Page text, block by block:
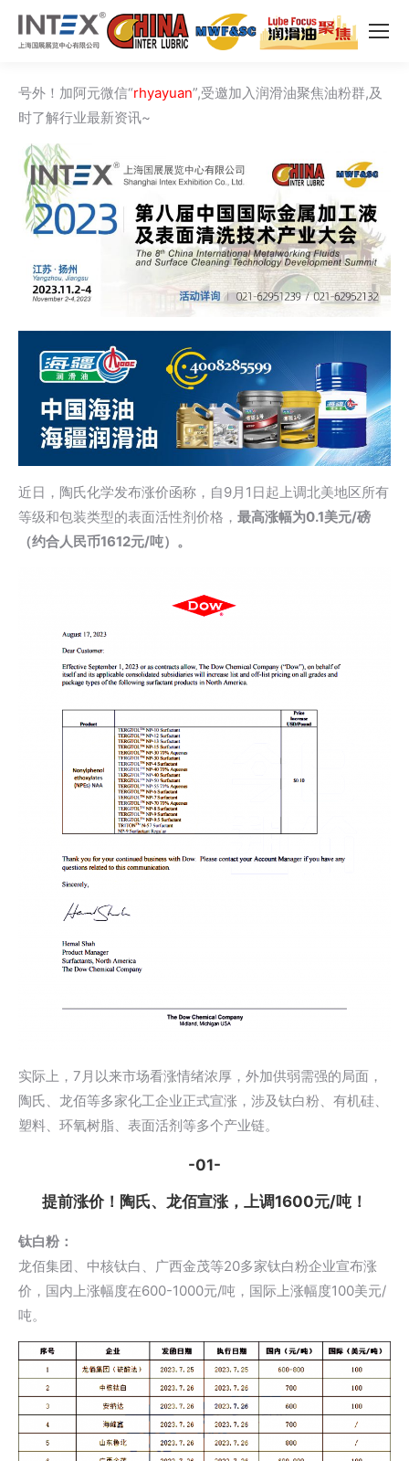
号外！加阿元微信“rhyayuan”,受邀加入润滑油聚焦油粉群,及
时了解行业最新资讯~
近日，陶氏化学发布涨价函称，自9月1日起上调北美地区所有
等级和包装类型的表面活性剂价格， 最高涨幅为0.1美元/磅
（约合人民币1612元/吨）。
实际上，7月以来市场看涨情绪浓厚，外加供弱需强的局面，
陶氏、龙佰等多家化工企业正式宣涨，涉及钛白粉、有机硅、
塑料、环氧树脂、表面活剂等多个产业链。
-01-
提前涨价！陶氏、龙佰宣涨，上调1600元/吨！
钛白粉：
龙佰集团、中核钛白、广西金茂等20多家钛白粉企业宣布涨
价，国内上涨幅度在600-1000元/吨，国际上涨幅度100美元/
吨。